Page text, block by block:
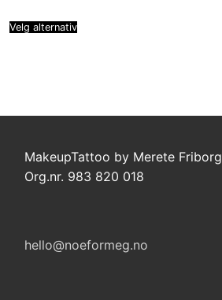
Velg alternativ
MakeupTattoo by Merete Friborg
Org.nr. 983 820 018
hello@noeformeg.no